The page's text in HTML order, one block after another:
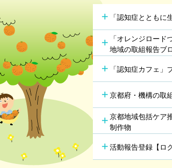
主な原因疾患
症状と対応方法
セルフチェックシート
事業
地域
認知
認知
チー
認知
行方
若年
（お
「認知症とともに
「オレンジロード
地域の取組報告ブ
「認知症カフェ」
京都府・機構の取
京都地域包括ケア
制作物
活動報告登録【ロ